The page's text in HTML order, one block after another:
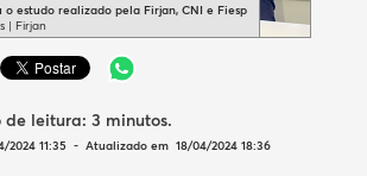
estudo realizado pela Firjan, CNI e Fiesp
| Firjan
de leitura: 3 minutos.
2024 11:35 - Atualizado em 18/04/2024 18:36